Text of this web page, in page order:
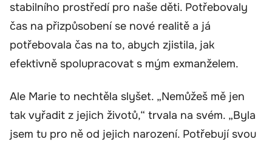
stabilního prostředí pro naše děti. Potřebovaly
čas na přizpůsobení se nové realitě a já
potřebovala čas na to, abych zjistila, jak
efektivně spolupracovat s mým exmanželem.
Ale Marie to nechtěla slyšet. „Nemůžeš mě jen
tak vyřadit z jejich životů,“ trvala na svém. „Byla
jsem tu pro ně od jejich narození. Potřebují svou